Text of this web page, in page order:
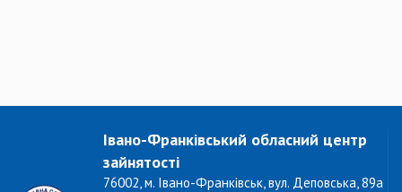
Івано-Франківський обласний центр
зайнятості
76002, м. Івано-Франківськ, вул. Деповська, 89а